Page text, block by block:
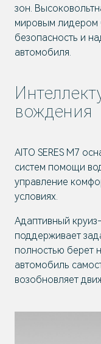
зон.
мировым лидером
безопасность и
автомобиля.
вождения
AITO SERES M7
систем помощи
управление
условиях.
Адаптивный
поддерживает
полностью берет
автомобиль
возобновляет